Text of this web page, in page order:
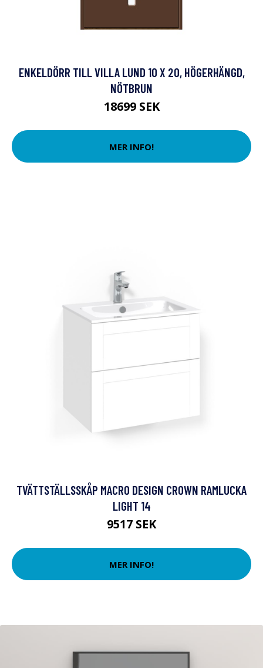
ENKELDÖRR TILL VILLA LUND 10 X 20, HÖGERHÄNGD,
NÖTBRUN
18699 SEK
MER INFO!
TVÄTTSTÄLLSSKÅP MACRO DESIGN CROWN RAMLUCKA
LIGHT 14
9517 SEK
MER INFO!